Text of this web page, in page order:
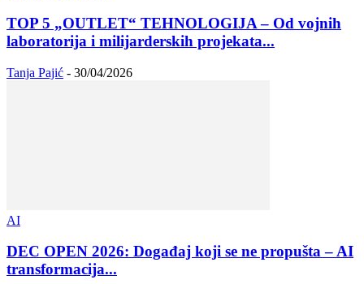
TOP 5 „OUTLET“ TEHNOLOGIJA – Od vojnih
laboratorija i milijarderskih projekata...
Tanja Pajić - 30/04/2026
AI
DEC OPEN 2026: Događaj koji se ne propušta – AI
transformacija...